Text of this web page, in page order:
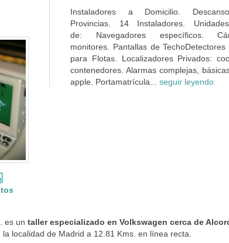
Instaladores a Domicilio.
Provincias. 14 Instaladores.
de: Navegadores específicos.
monitores. Pantallas de
para Flotas. Localizadores Privados:
contenedores. Alarmas complejas,
apple. Portamatrícula... seguir leyendo
es untaller especializado en Volkswagen cerca de
la localidad de Madrid a 12.81 Kms. en línea recta.